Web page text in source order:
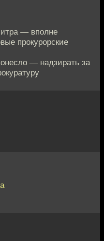
— вполне
прокурорские
— надзирать за